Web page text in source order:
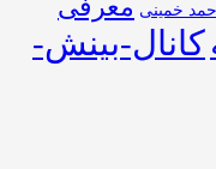
خمینی معرفی
کانال-بینش-